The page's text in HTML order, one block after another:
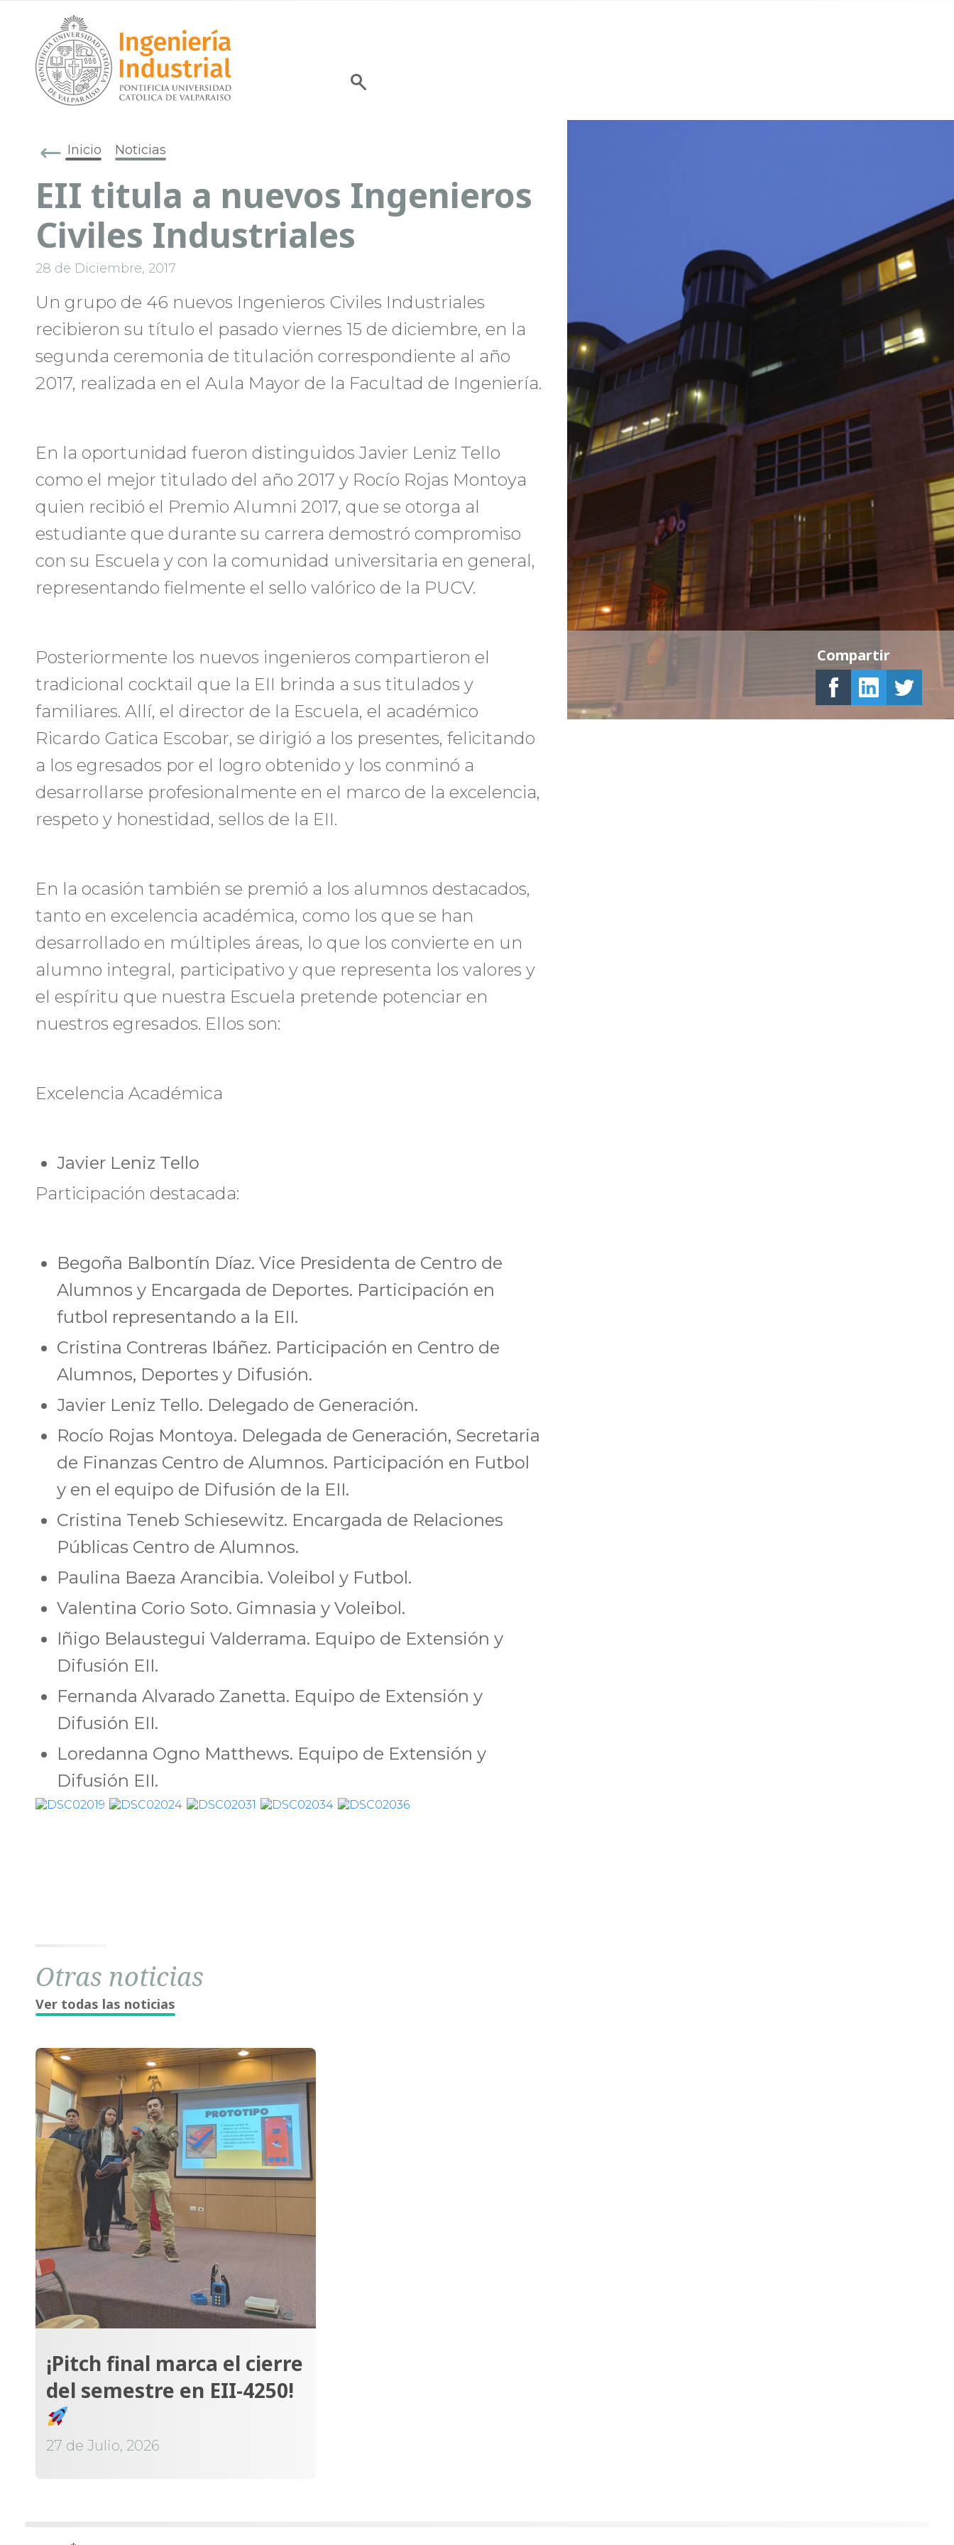
Inicio Noticias
EII titula a nuevos Ingenieros
Civiles Industriales
28 de Diciembre, 2017
Un grupo de 46 nuevos Ingenieros Civiles Industriales
recibieron su título el pasado viernes 15 de diciembre, en la
segunda ceremonia de titulación correspondiente al año
2017, realizada en el Aula Mayor de la Facultad de Ingeniería.
En la oportunidad fueron distinguidos Javier Leniz Tello
como el mejor titulado del año 2017 y Rocío Rojas Montoya
quien recibió el Premio Alumni 2017, que se otorga al
estudiante que durante su carrera demostró compromiso
con su Escuela y con la comunidad universitaria en general,
representando fielmente el sello valórico de la PUCV.
Posteriormente los nuevos ingenieros compartieron el
tradicional cocktail que la EII brinda a sus titulados y
familiares. Allí, el director de la Escuela, el académico
Ricardo Gatica Escobar, se dirigió a los presentes, felicitando
a los egresados por el logro obtenido y los conminó a
desarrollarse profesionalmente en el marco de la excelencia,
respeto y honestidad, sellos de la EII.
En la ocasión también se premió a los alumnos destacados,
tanto en excelencia académica, como los que se han
desarrollado en múltiples áreas, lo que los convierte en un
alumno integral, participativo y que representa los valores y
el espíritu que nuestra Escuela pretende potenciar en
nuestros egresados. Ellos son:
Excelencia Académica
Javier Leniz Tello
Participación destacada:
Begoña Balbontín Díaz. Vice Presidenta de Centro de
Alumnos y Encargada de Deportes. Participación en
futbol representando a la EII.
Cristina Contreras Ibáñez. Participación en Centro de
Alumnos, Deportes y Difusión.
Javier Leniz Tello. Delegado de Generación.
Rocío Rojas Montoya. Delegada de Generación, Secretaria
de Finanzas Centro de Alumnos. Participación en Futbol
y en el equipo de Difusión de la EII.
Cristina Teneb Schiesewitz. Encargada de Relaciones
Públicas Centro de Alumnos.
Paulina Baeza Arancibia. Voleibol y Futbol.
Valentina Corio Soto. Gimnasia y Voleibol.
Iñigo Belaustegui Valderrama. Equipo de Extensión y
Difusión EII.
Fernanda Alvarado Zanetta. Equipo de Extensión y
Difusión EII.
Loredanna Ogno Matthews. Equipo de Extensión y
Difusión EII.
Compartir
Otras noticias
Ver todas las noticias
¡Pitch final marca el cierre
del semestre en EII-4250!
27 de Julio, 2026